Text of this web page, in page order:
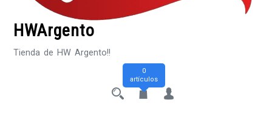
HWArgento
Tienda de HW Argento!!
0
artículos